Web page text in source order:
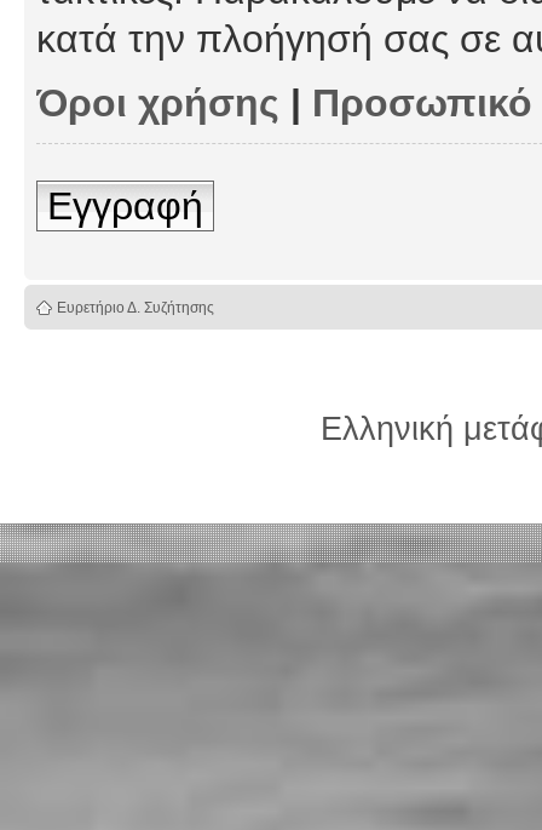
κατά την πλοήγησή σας σε
Όροι χρήσης |
Εγγραφή
Ευρετήριο Δ. Συζήτησης
Ελληνική